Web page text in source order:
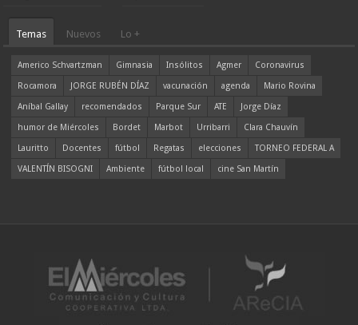
Temas Nuevos Lo +
Americo Schvartzman Gimnasia Insólitos Agmer
Coronavirus
Rocamora
JORGE RUBÉN DÍAZ vacunación agenda
Mario Rovina
Aníbal Gallay
recomendados Parque Sur ATE
Jorge Díaz
humor de Miércoles
Bordet Marbot Urribarri
Clara Chauvín
Lauritto
Docentes fútbol Regatas elecciones
TORNEO FEDERAL A
VALENTÍN BISOGNI
Ambiente fútbol local cine San Martín